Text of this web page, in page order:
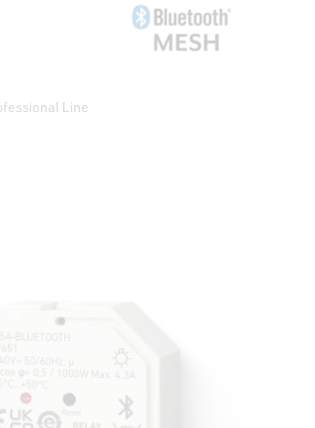
Line